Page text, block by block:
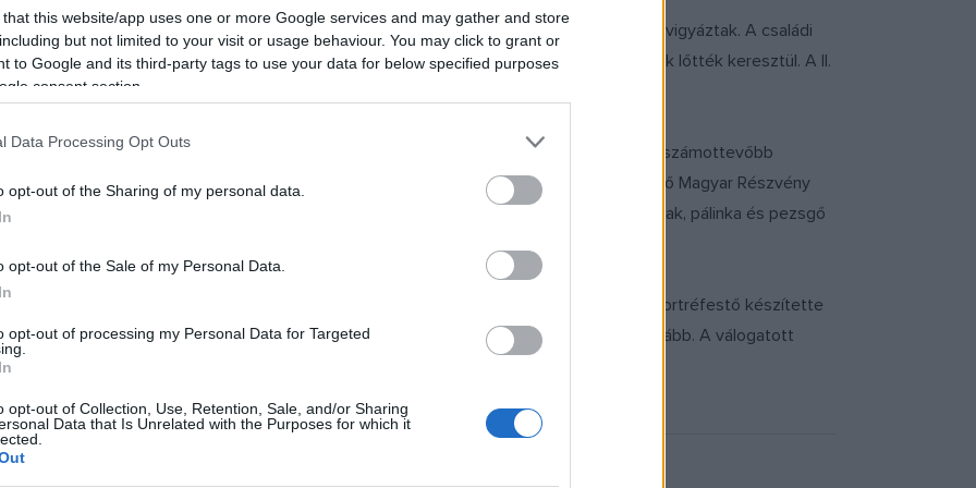
that this website/app uses one or more Google services and may gather and store
but not limited to your visit or usage behaviour. You may click to grant or
to Google and its third-party tags to use your data for below specified purposes
consent section.
Data Processing Opt Outs
opt-out of the Sharing of my personal data.
opt-out of the Sale of my Personal Data.
opt-out of processing my Personal Data for Targeted
opt-out of Collection, Use, Retention, Sale, and/or Sharing
Data that Is Unrelated with the Purposes for which it
Oskola utcai lakásban, majd Gyulán, végül utoljára a dédunoka budapesti lakásában vigyáztak. A családi
mint 'osztályidegen személy" ábrázolását, a házkutatásokat végző szovjet katonák lőtték keresztül. A II.
portrékat közben már restaurálták.
utca 18. szám alatt működő palackozó üzemük a város és környékének legrégibb, legszámottevőbb
a II. világháborús front közeledtéig működött. Számos hazai sörgyár, így a Kőbányai Első Magyar Részvény
Hutter feliratú üvegekben főleg a Délvidékre. A cég foglalkozott bor, konyak, pálinka és pezsgő
egykori Nyilasy Sándor-tanítvány, a tehetséges Balogh Margit (1898-1965) szegedi portréfestő készítette
a múzeum több mint 130 darabot számláló Balogh Margit-hagyatékát gyarapítják tovább. A válogatott
végakarata szerint halála után, 1965-ben került az intézmény birtokába.